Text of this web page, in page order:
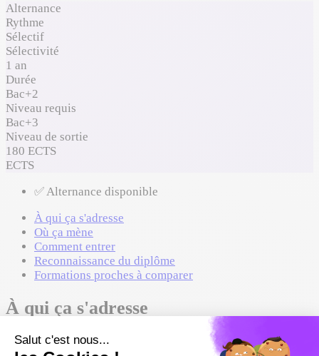
Alternance
Rythme
Sélectif
Sélectivité
1 an
Durée
Bac+2
Niveau requis
Bac+3
Niveau de sortie
180 ECTS
ECTS
✅ Alternance disponible
À qui ça s'adresse
Où ça mène
Comment entrer
Reconnaissance du diplôme
Formations proches à comparer
À qui ça s'adresse
Formations requises en entrée